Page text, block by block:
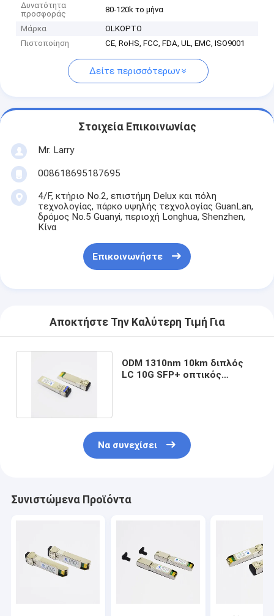
Δυνατότητα
προσφοράς
80-120k το μήνα
Μάρκα
OLKOPTO
Πιστοποίηση
CE, RoHS, FCC, FDA, UL, EMC, ISO9001
Δείτε περισσότερων
Στοιχεία Επικοινωνίας
Mr. Larry
008618695187695
4/F, κτήριο No.2, επιστήμη Delux και πόλη
τεχνολογίας, πάρκο υψηλής τεχνολογίας GuanLan,
δρόμος No.5 Guanyi, περιοχή Longhua, Shenzhen,
Κίνα
Επικοινωνήστε
Αποκτήστε Την Καλύτερη Τιμή Για
ODM 1310nm 10km διπλός
LC 10G SFP+ οπτικός
Να συνεχίσει
Συνιστώμενα Προϊόντα